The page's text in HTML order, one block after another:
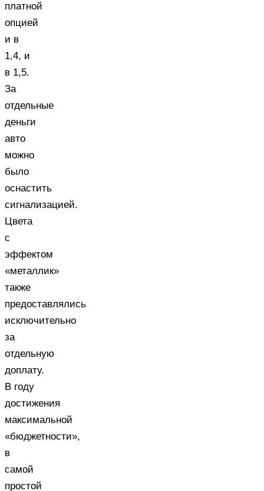
платной
опцией
и в
1,4, и
в 1,5.
За
отдельные
деньги
авто
можно
было
оснастить
сигнализацией.
Цвета
с
эффектом
«металлик»
также
предоставлялись
исключительно
за
отдельную
доплату.
В году
достижения
максимальной
«бюджетности»,
в
самой
простой